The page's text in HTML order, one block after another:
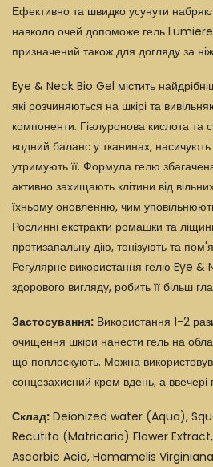
Ефективно та швидко усунути
навколо очей допоможе гель
призначений також для догляду за
Eye & Neck Bio Gel містить
які розчиняються на шкірі та
компоненти. Гіалуронова кислота та
водний баланс у тканинах,
утримують її. Формула гелю
активно захищають клітини від
їхньому оновленню, чим
Рослинні екстракти ромашки та
протизапальну дію, тонізують та
Регулярне використання гелю Eye &
здорового вигляду, робить її більш
Застосування: Використання 1-2
очищення шкіри нанести гель на
що поплескують. Можна
сонцезахисний крем вдень, а ввечері
Склад: Deionized water (Aqua),
Recutita (Matricaria) Flower
Ascorbic Acid, Hamamelis